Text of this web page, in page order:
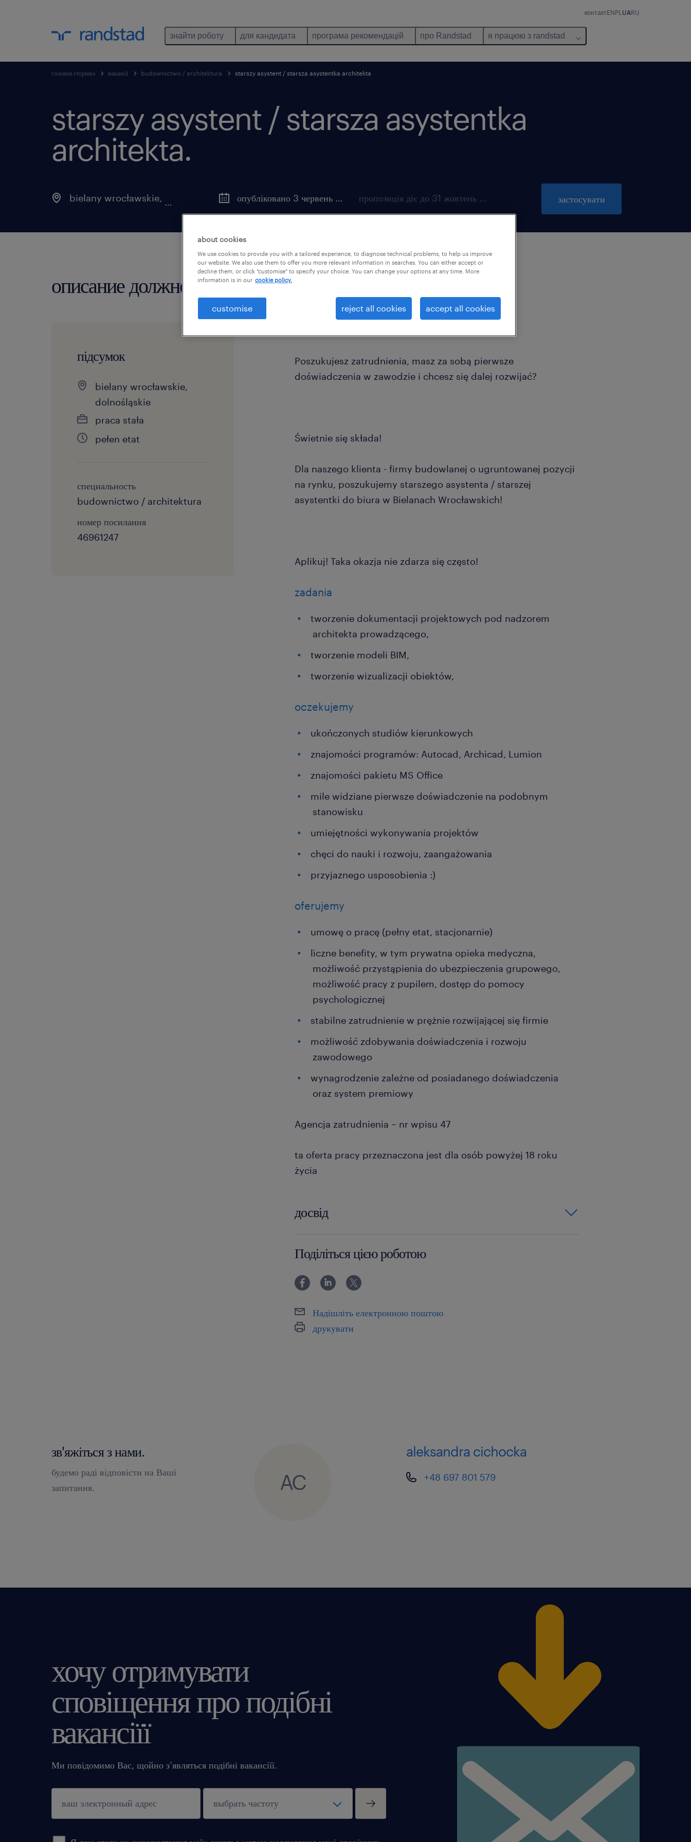
контактENPL UARU
знайти роботу для кандидата програма рекомендацій про Randstad я працюю з randstad
головна сторінка вакансії budownictwo / architektura starszy asystent / starsza asystentka architekta
starszy asystent / starsza asystentka
architekta.
bielany wrocławskie, опубліковано 3 червень 2026 пропозиція діє до 31 жовтень 2026 застосувати
описание должности
підсумок
bielany wrocławskie,
dolnośląskie
praca stała
pełen etat
специальность
budownictwo / architektura
номер посилання
46961247
Poszukujesz zatrudnienia, masz za sobą pierwsze
doświadczenia w zawodzie i chcesz się dalej rozwijać?
Świetnie się składa!
Dla naszego klienta - firmy budowlanej o ugruntowanej pozycji
na rynku, poszukujemy starszego asystenta / starszej
asystentki do biura w Bielanach Wrocławskich!
Aplikuj! Taka okazja nie zdarza się często!
zadania
tworzenie dokumentacji projektowych pod nadzorem
architekta prowadzącego,
tworzenie modeli BIM,
tworzenie wizualizacji obiektów,
oczekujemy
ukończonych studiów kierunkowych
znajomości programów: Autocad, Archicad, Lumion
znajomości pakietu MS Office
mile widziane pierwsze doświadczenie na podobnym
stanowisku
umiejętności wykonywania projektów
chęci do nauki i rozwoju, zaangażowania
przyjaznego usposobienia :)
oferujemy
umowę o pracę (pełny etat, stacjonarnie)
liczne benefity, w tym prywatna opieka medyczna,
możliwość przystąpienia do ubezpieczenia grupowego,
możliwość pracy z pupilem, dostęp do pomocy
psychologicznej
stabilne zatrudnienie w prężnie rozwijającej się firmie
możliwość zdobywania doświadczenia i rozwoju
zawodowego
wynagrodzenie zależne od posiadanego doświadczenia
oraz system premiowy
Agencja zatrudnienia – nr wpisu 47
ta oferta pracy przeznaczona jest dla osób powyżej 18 roku
życia
досвід
Поділіться цією роботою
Надішліть електронною поштою
друкувати
зв'яжіться з нами.
будемо раді відповісти на Ваші
запитання.
AC
aleksandra cichocka
+48 697 801 579
хочу отримувати
сповіщення про подібні
вакансіїї
Ми повідомимо Вас, щойно з’являться подібні вакансіїї.
підтверджувати
about cookies
We use cookies to provide you with a tailored experience, to diagnose technical problems, to help us improve
our website. We also use them to offer you more relevant information in searches. You can either accept or
decline them, or click "customise" to specify your choice. You can change your options at any time. More
information is in our cookie policy.
customise reject all cookies accept all cookies